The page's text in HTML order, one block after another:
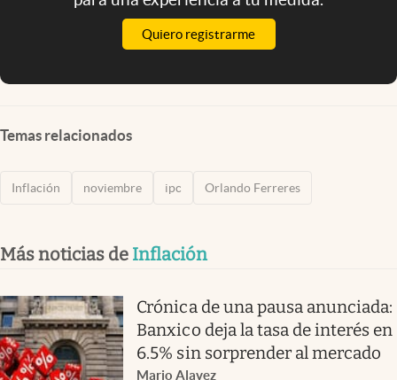
Quiero registrarme
Temas relacionados
Inflación noviembre ipc Orlando Ferreres
Más noticias de Inflación
Crónica de una pausa anunciada:
Banxico deja la tasa de interés en
6.5% sin sorprender al mercado
Mario Alavez